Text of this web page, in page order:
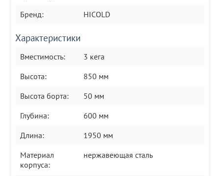
Бренд: HICOLD
Характеристики
Вместимость:
3 кега
Высота:
850 мм
Высота борта:
50 мм
Глубина:
600 мм
Длина:
1950 мм
Материал
корпуса:
нержавеющая сталь